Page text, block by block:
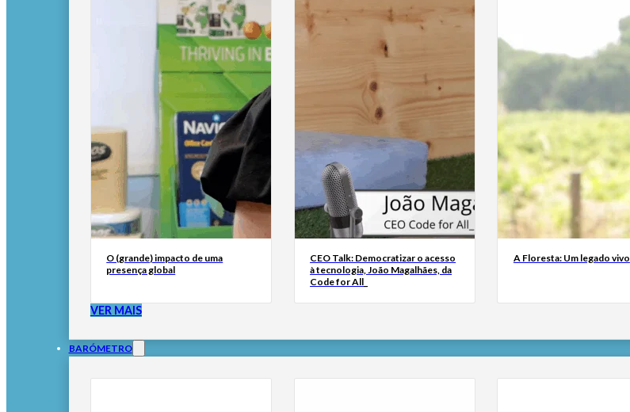
O (grande) impacto de uma
presença global
CEO Talk: Democratizar o acesso
à tecnologia, João Magalhães, da
Code for All_
A Floresta: Um legado vivo
VER MAIS
BARÓMETRO